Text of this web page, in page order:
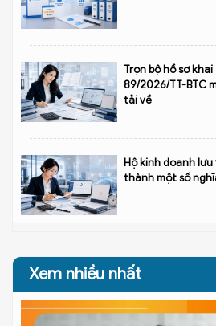
Trọn bộ hồ sơ
89/2026/TT-BTC
tải về
Hộ kinh doanh
thành một số
Xem nhiều nhất